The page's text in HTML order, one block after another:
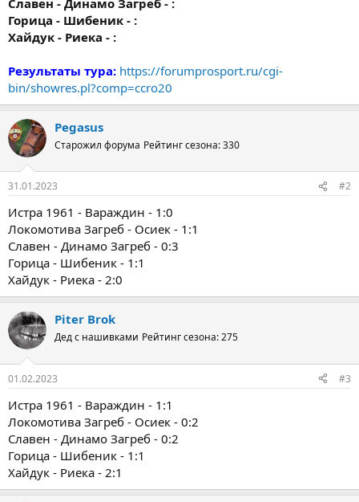
Горица - Шибеник - :
Хайдук - Риека - :
Результаты тура: https://forumprosport.ru/cgi-
bin/showres.pl?comp=ccro20
Pegasus
Старожил форума Рейтинг сезона: 330
31.01.2023 #2
Истра 1961 - Вараждин - 1:0
Локомотива Загреб - Осиек - 1:1
Славен - Динамо Загреб - 0:3
Горица - Шибеник - 1:1
Хайдук - Риека - 2:0
Piter Brok
Дед с нашивками Рейтинг сезона: 275
01.02.2023 #3
Истра 1961 - Вараждин - 1:1
Локомотива Загреб - Осиек - 0:2
Славен - Динамо Загреб - 0:2
Горица - Шибеник - 1:1
Хайдук - Риека - 2:1